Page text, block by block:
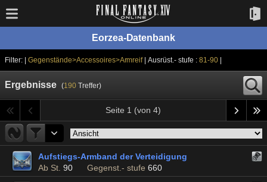
Eorzea-Datenbank
Filter: | Gegenstände>Accessoires>Armreif | Ausrüst.- stufe :81-90
Ergebnisse (190Treffer)
Seite 1 (von 4)
Aufstiegs-Armband der Verteidigung
Ab St. 90 Gegenst.- stufe 660